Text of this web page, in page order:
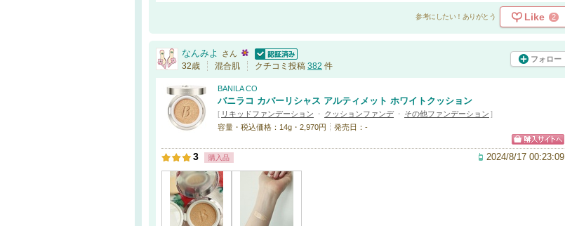
参考にしたい！ありがとう Like 2
なんみよ
さん
認証済
32歳 混合肌 クチコミ投稿 382 件
フォロー
BANILA CO
バニラコ カバーリシャス アルティメット ホワイトクッション
[ リキッドファンデーション ・ クッションファンデ ・ その他ファンデーション ]
容量・税込価格：14g・2,970円
発売日：-
3 購入品 2024/8/17 00:23:09